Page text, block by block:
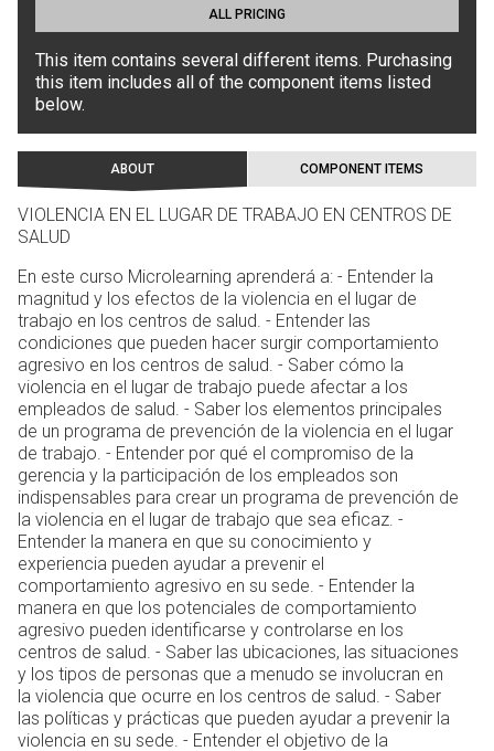
ALL PRICING
This item contains several different items. Purchasing
this item includes all of the component items listed
below.
ABOUT COMPONENT ITEMS
VIOLENCIA EN EL LUGAR DE TRABAJO EN CENTROS DE
SALUD
En este curso Microlearning aprenderá a: - Entender la
magnitud y los efectos de la violencia en el lugar de
trabajo en los centros de salud. - Entender las
condiciones que pueden hacer surgir comportamiento
agresivo en los centros de salud. - Saber cómo la
violencia en el lugar de trabajo puede afectar a los
empleados de salud. - Saber los elementos principales
de un programa de prevención de la violencia en el lugar
de trabajo. - Entender por qué el compromiso de la
gerencia y la participación de los empleados son
indispensables para crear un programa de prevención de
la violencia en el lugar de trabajo que sea eficaz. -
Entender la manera en que su conocimiento y
experiencia pueden ayudar a prevenir el
comportamiento agresivo en su sede. - Entender la
manera en que los potenciales de comportamiento
agresivo pueden identificarse y controlarse en los
centros de salud. - Saber las ubicaciones, las situaciones
y los tipos de personas que a menudo se involucran en
la violencia que ocurre en los centros de salud. - Saber
las políticas y prácticas que pueden ayudar a prevenir la
violencia en su sede. - Entender el objetivo de la